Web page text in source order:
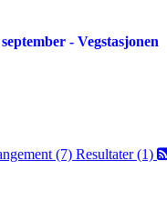
- Vegstasjonen
(7) Resultater (1)